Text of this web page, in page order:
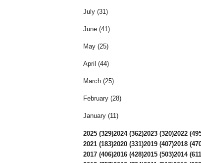
July (31)
June (41)
May (25)
April (44)
March (25)
February (28)
January (11)
2025 (329)2024 (362)2023 (320)2022
2021 (183)2020 (331)2019 (407)2018
2017 (406)2016 (428)2015 (503)2014